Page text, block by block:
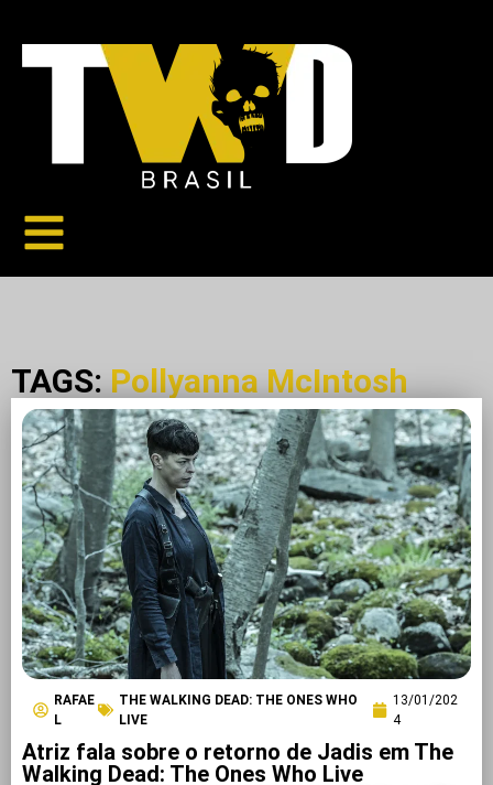
TAGS: Pollyanna McIntosh
RAFAE
L
THE WALKING DEAD: THE ONES WHO
LIVE
13/01/202
4
Atriz fala sobre o retorno de Jadis em The
Walking Dead: The Ones Who Live